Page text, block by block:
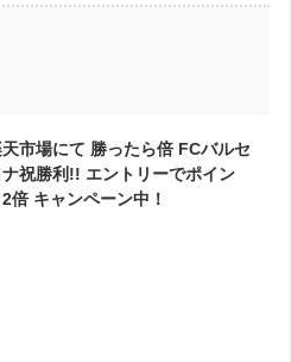
市場にて 勝ったら倍 FCバルセ
ナ祝勝利!! エントリーでポイン
2倍 キャンペーン中！